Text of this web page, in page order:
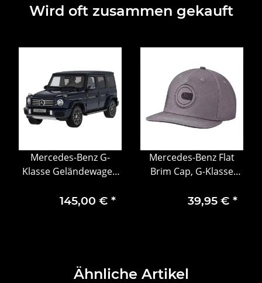
Wird oft zusammen gekauft
Mercedes-Benz G-
Klasse Geländewagen
sodalithblau Norev
145,00 € *
Mercedes-Benz Flat
Brim Cap, G-Klasse
39,95 € *
Ähnliche Artikel